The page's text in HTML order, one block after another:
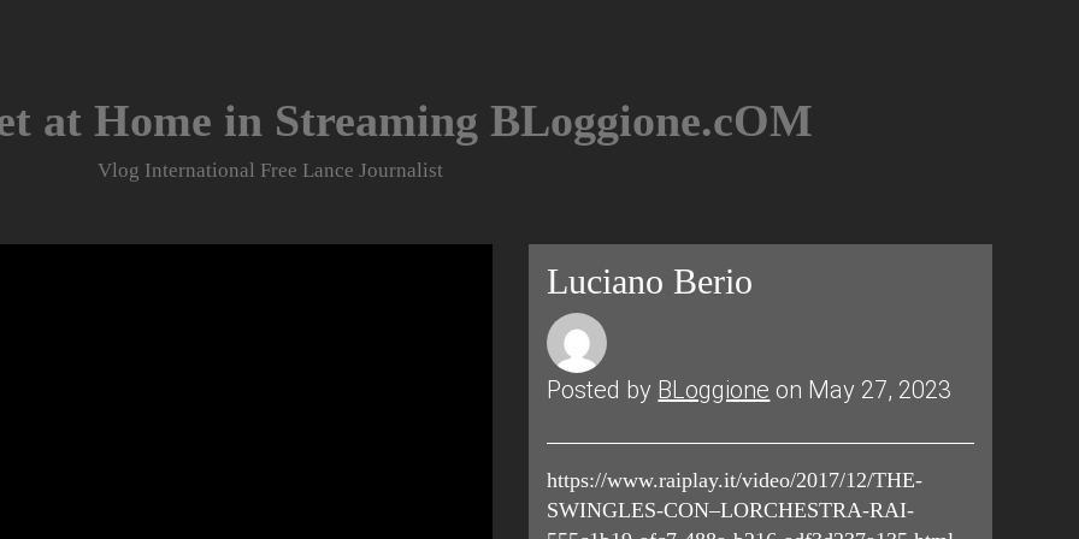
at Home in Streaming BLoggione.cOM
Vlog International Free Lance Journalist
Luciano Berio
Posted by BLoggione on May 27, 2023
https://www.raiplay.it/video/2017/12/THE-
SWINGLES-CON–LORCHESTRA-RAI-